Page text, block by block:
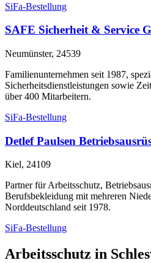
SiFa-Bestellung
SAFE Sicherheit & Service
Neumünster, 24539
Familienunternehmen seit 1987,
Sicherheitsdienstleistungen sowie
über 400 Mitarbeitern.
SiFa-Bestellung
Detlef Paulsen
Kiel, 24109
Partner für Arbeitsschutz,
Berufsbekleidung mit mehreren
Norddeutschland seit 1978.
SiFa-Bestellung
Arbeitsschutz in